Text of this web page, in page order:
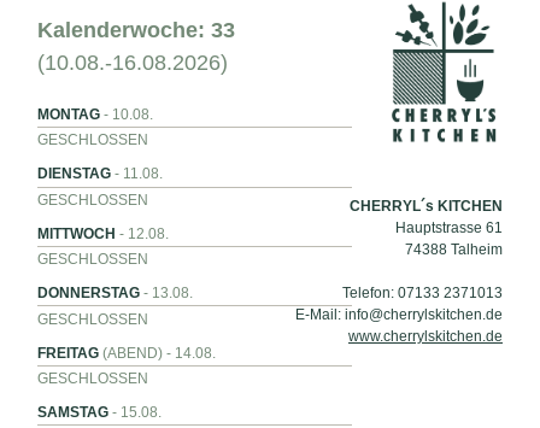
Kalenderwoche: 33
(10.08.-16.08.2026)
MONTAG - 10.08.
GESCHLOSSEN
DIENSTAG - 11.08.
GESCHLOSSEN
MITTWOCH - 12.08.
GESCHLOSSEN
DONNERSTAG - 13.08.
GESCHLOSSEN
FREITAG (ABEND) - 14.08.
GESCHLOSSEN
SAMSTAG - 15.08.
CHERRYL´s KITCHEN
Hauptstrasse 61
74388 Talheim
Telefon: 07133 2371013
E-Mail: info@cherrylskitchen.de
www.cherrylskitchen.de